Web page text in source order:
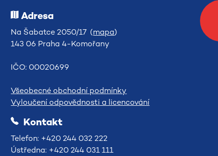
Adresa
Na Šabatce 2050/17 (mapa)
143 06 Praha 4-Komořany
IČO: 00020699
Všeobecné obchodní podmínky
Vyloučení odpovědnosti a licencování
Kontakt
Telefon: +420 244 032 222
Ústředna: +420 244 031 111